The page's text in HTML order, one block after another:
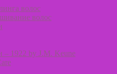
волос
волос
1922 by J.M. Keune